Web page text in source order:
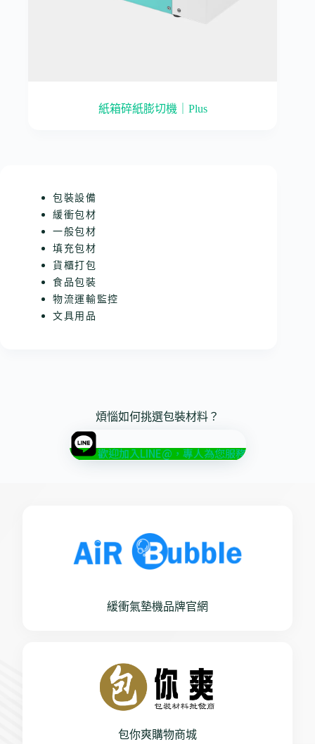
紙箱碎紙膨切機｜Plus
包裝設備
緩衝包材
一般包材
填充包材
貨櫃打包
食品包裝
物流運輸監控
文具用品
煩惱如何挑選包裝材料？
歡迎加入LINE@，專人為您服務
緩衝氣墊機品牌官網
包你爽購物商城